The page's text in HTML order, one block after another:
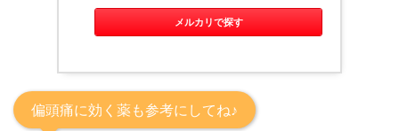
メルカリで探す
偏頭痛に効く薬も参考にしてね♪